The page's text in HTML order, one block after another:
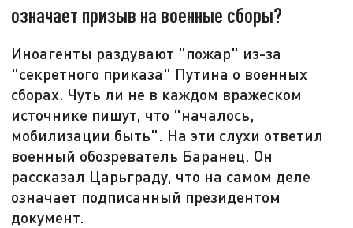
означает призыв на военные сборы?
Иноагенты раздувают "пожар" из-за
"секретного приказа" Путина о военных
сборах. Чуть ли не в каждом вражеском
источнике пишут, что "началось,
мобилизации быть". На эти слухи ответил
военный обозреватель Баранец. Он
рассказал Царьграду, что на самом деле
означает подписанный президентом
документ.